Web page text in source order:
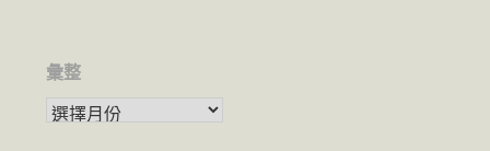
彙整
彙整